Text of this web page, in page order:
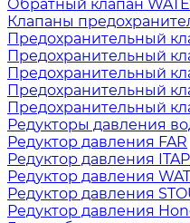
Обратный клапан
Клапаны
Предохранительный
Предохранительный
Предохранительный
Предохранительный
Предохранительный
Редукторы давления
Редуктор давления FAR
Редуктор давления ITAP
Редуктор давления
Редуктор давления
Редуктор давления